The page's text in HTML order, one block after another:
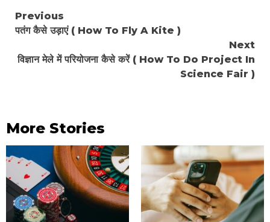
Continue
Reading
Previous
पतंग कैसे उड़ाएं ( How To Fly A Kite )
Next
विज्ञान मेले में परियोजना कैसे करें ( How To Do Project In
Science Fair )
More Stories